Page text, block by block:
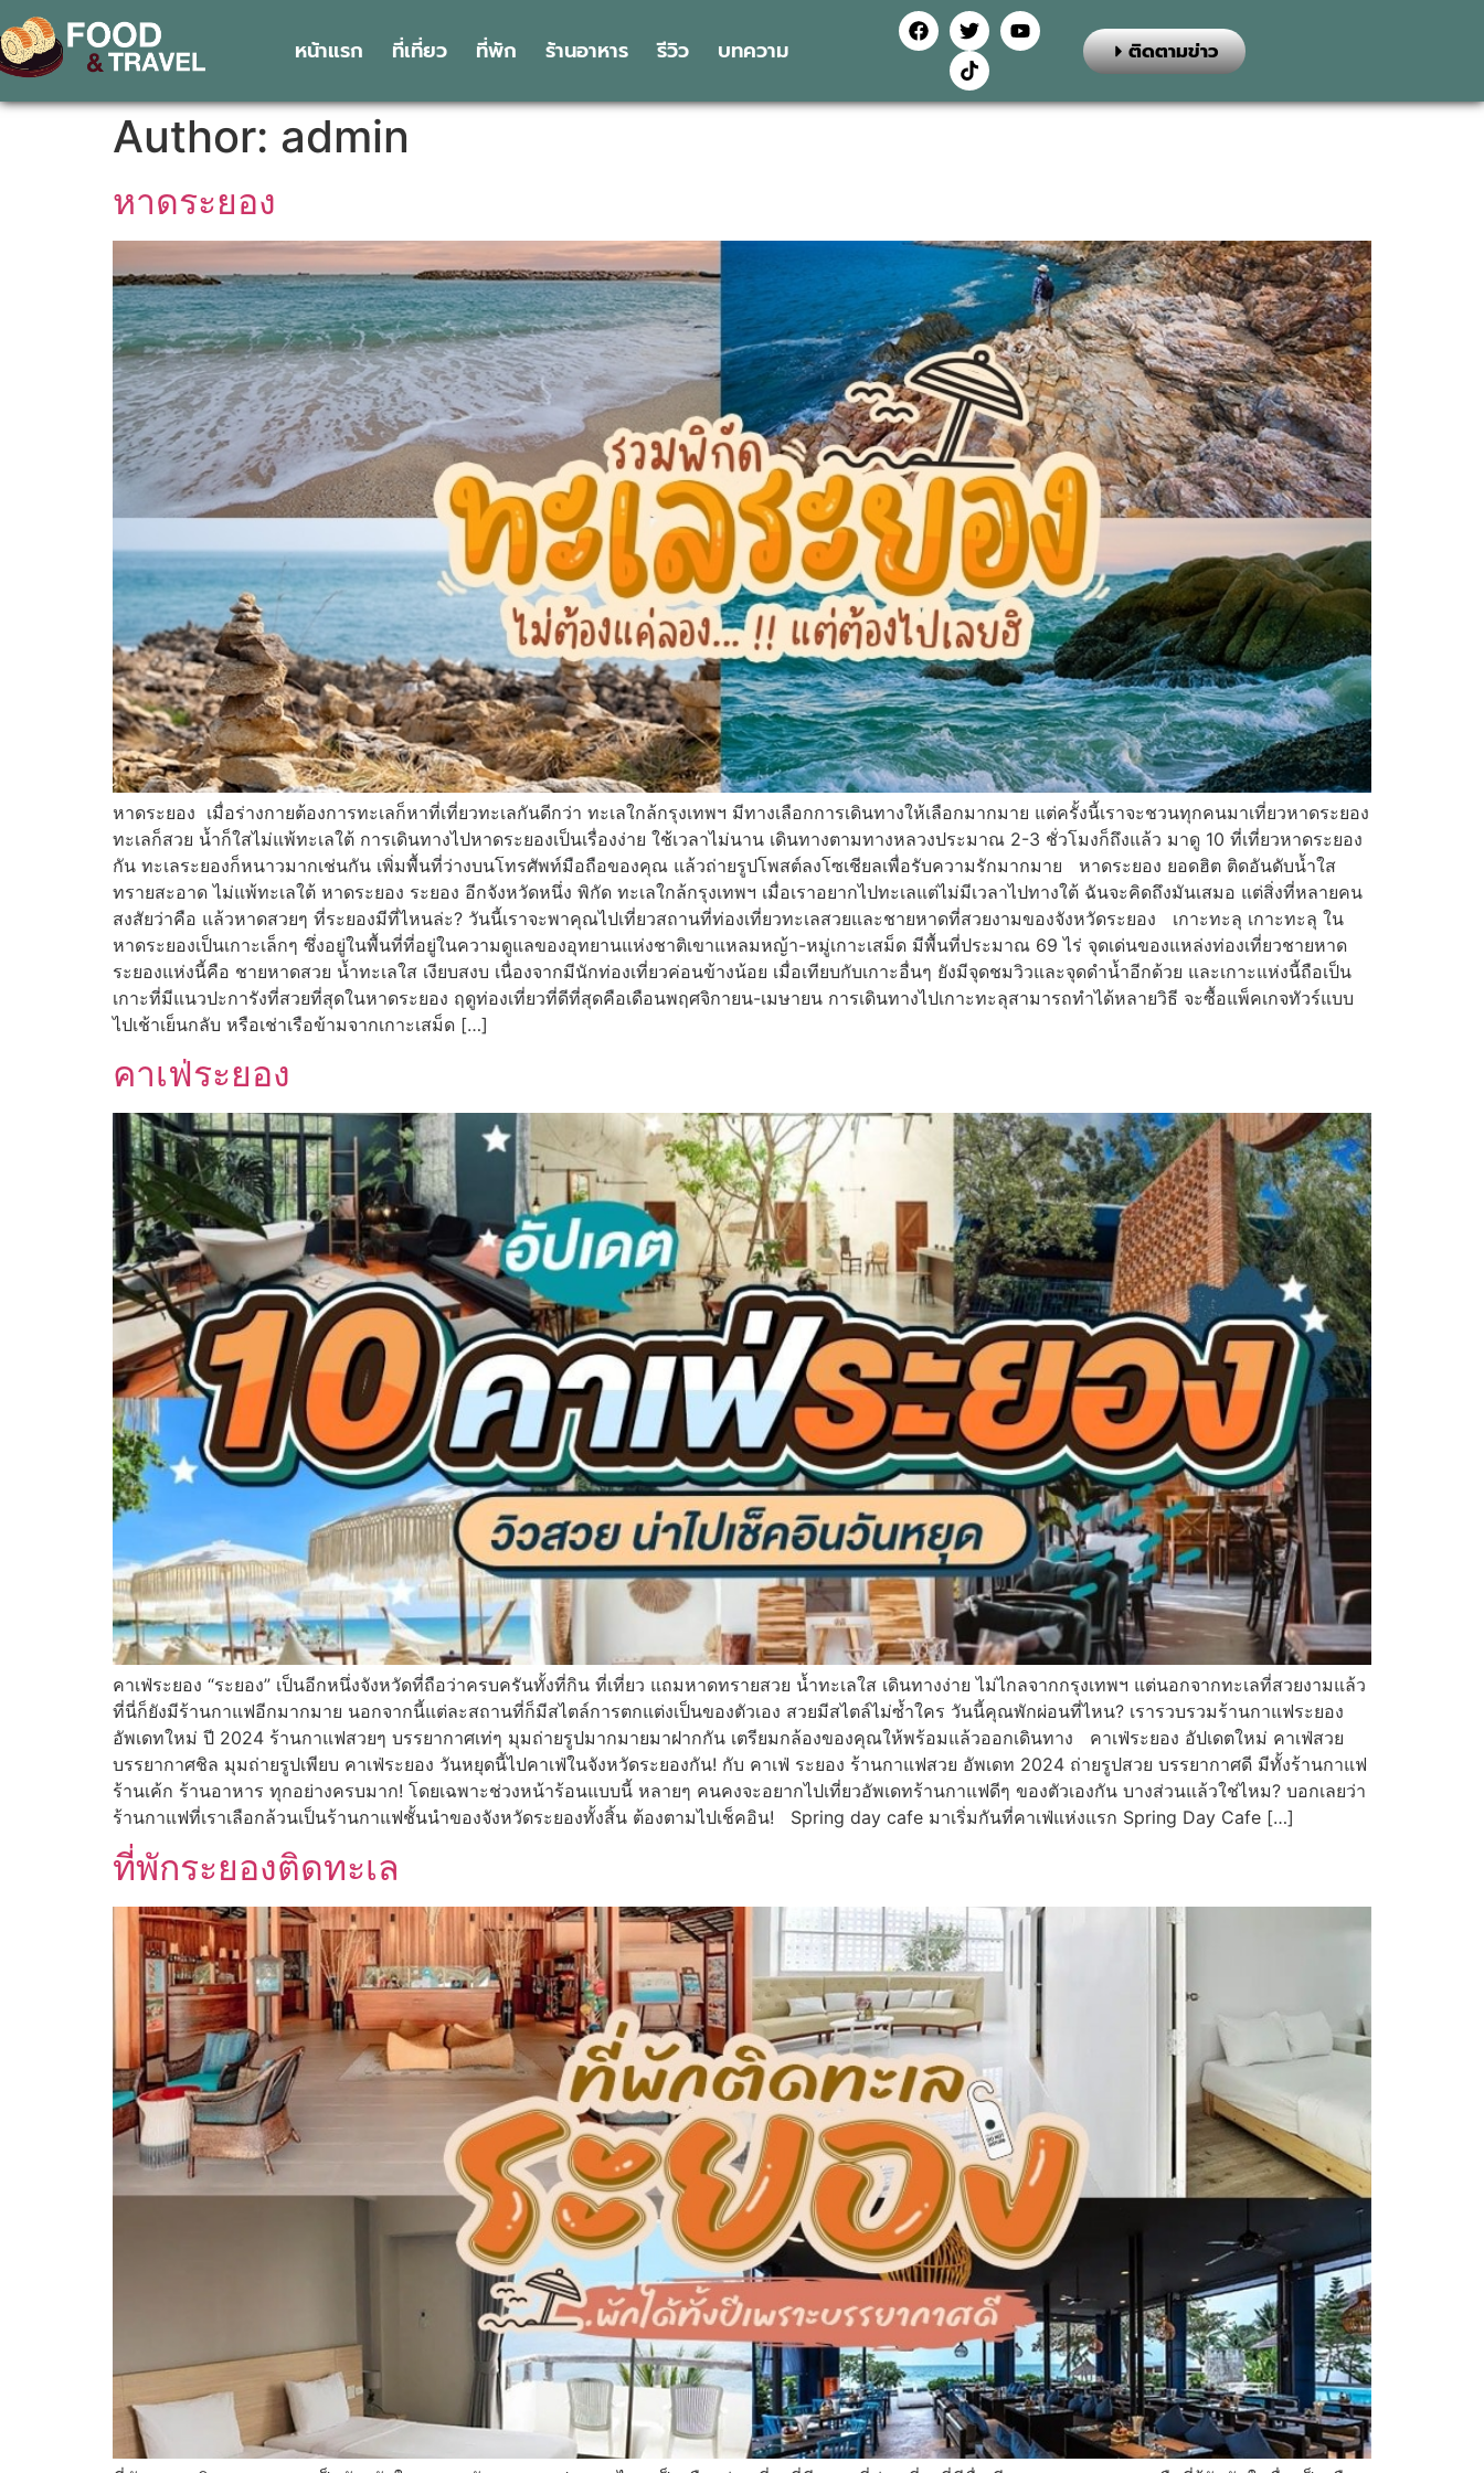
หน้าแรก ที่เที่ยว ที่พัก ร้านอาหาร รีวิว บทความ ติดตามข่าว
Author: admin
หาดระยอง
หาดระยอง เมื่อร่างกายต้องการทะเลก็หาที่เที่ยวทะเลกันดีกว่า ทะเลใกล้กรุงเทพฯ มีทางเลือกการเดินทางให้เลือกมากมาย แต่ครั้งนี้เราจะชวนทุกคนมาเที่ยวหาดระยอง
ทะเลก็สวย น้ำก็ใสไม่แพ้ทะเลใต้ การเดินทางไปหาดระยองเป็นเรื่องง่าย ใช้เวลาไม่นาน เดินทางตามทางหลวงประมาณ 2-3 ชั่วโมงก็ถึงแล้ว มาดู 10 ที่เที่ยวหาดระยอง
กัน ทะเลระยองก็หนาวมากเช่นกัน เพิ่มพื้นที่ว่างบนโทรศัพท์มือถือของคุณ แล้วถ่ายรูปโพสต์ลงโซเชียลเพื่อรับความรักมากมาย หาดระยอง ยอดฮิต ติดอันดับน้ำใส
ทรายสะอาด ไม่แพ้ทะเลใต้ หาดระยอง ระยอง อีกจังหวัดหนึ่ง พิกัด ทะเลใกล้กรุงเทพฯ เมื่อเราอยากไปทะเลแต่ไม่มีเวลาไปทางใต้ ฉันจะคิดถึงมันเสมอ แต่สิ่งที่หลายคน
สงสัยว่าคือ แล้วหาดสวยๆ ที่ระยองมีที่ไหนล่ะ? วันนี้เราจะพาคุณไปเที่ยวสถานที่ท่องเที่ยวทะเลสวยและชายหาดที่สวยงามของจังหวัดระยอง เกาะทะลุ เกาะทะลุ ใน
หาดระยองเป็นเกาะเล็กๆ ซึ่งอยู่ในพื้นที่ที่อยู่ในความดูแลของอุทยานแห่งชาติเขาแหลมหญ้า-หมู่เกาะเสม็ด มีพื้นที่ประมาณ 69 ไร่ จุดเด่นของแหล่งท่องเที่ยวชายหาด
ระยองแห่งนี้คือ ชายหาดสวย น้ำทะเลใส เงียบสงบ เนื่องจากมีนักท่องเที่ยวค่อนข้างน้อย เมื่อเทียบกับเกาะอื่นๆ ยังมีจุดชมวิวและจุดดำน้ำอีกด้วย และเกาะแห่งนี้ถือเป็น
เกาะที่มีแนวปะการังที่สวยที่สุดในหาดระยอง ฤดูท่องเที่ยวที่ดีที่สุดคือเดือนพฤศจิกายน-เมษายน การเดินทางไปเกาะทะลุสามารถทำได้หลายวิธี จะซื้อแพ็คเกจทัวร์แบบ
ไปเช้าเย็นกลับ หรือเช่าเรือข้ามจากเกาะเสม็ด […]
คาเฟ่ระยอง
คาเฟ่ระยอง “ระยอง” เป็นอีกหนึ่งจังหวัดที่ถือว่าครบครันทั้งที่กิน ที่เที่ยว แถมหาดทรายสวย น้ำทะเลใส เดินทางง่าย ไม่ไกลจากกรุงเทพฯ แต่นอกจากทะเลที่สวยงามแล้ว
ที่นี่ก็ยังมีร้านกาแฟอีกมากมาย นอกจากนี้แต่ละสถานที่ก็มีสไตล์การตกแต่งเป็นของตัวเอง สวยมีสไตล์ไม่ซ้ำใคร วันนี้คุณพักผ่อนที่ไหน? เรารวบรวมร้านกาแฟระยอง
อัพเดทใหม่ ปี 2024 ร้านกาแฟสวยๆ บรรยากาศเท่ๆ มุมถ่ายรูปมากมายมาฝากกัน เตรียมกล้องของคุณให้พร้อมแล้วออกเดินทาง คาเฟ่ระยอง อัปเดตใหม่ คาเฟ่สวย
บรรยากาศชิล มุมถ่ายรูปเพียบ คาเฟ่ระยอง วันหยุดนี้ไปคาเฟ่ในจังหวัดระยองกัน! กับ คาเฟ่ ระยอง ร้านกาแฟสวย อัพเดท 2024 ถ่ายรูปสวย บรรยากาศดี มีทั้งร้านกาแฟ
ร้านเค้ก ร้านอาหาร ทุกอย่างครบมาก! โดยเฉพาะช่วงหน้าร้อนแบบนี้ หลายๆ คนคงจะอยากไปเที่ยวอัพเดทร้านกาแฟดีๆ ของตัวเองกัน บางส่วนแล้วใช่ไหม? บอกเลยว่า
ร้านกาแฟที่เราเลือกล้วนเป็นร้านกาแฟชั้นนำของจังหวัดระยองทั้งสิ้น ต้องตามไปเช็คอิน! Spring day cafe มาเริ่มกันที่คาเฟ่แห่งแรก Spring Day Cafe […]
ที่พักระยองติดทะเล